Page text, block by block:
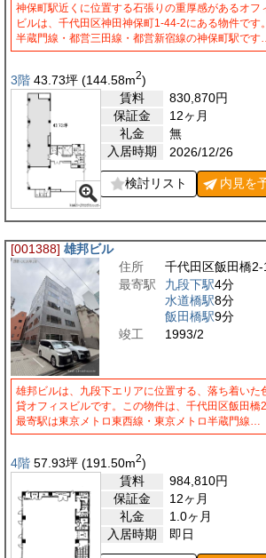
神保町駅近くに位置する石張りの重厚感があるオフ
ビルは、千代田区神田神保町1-44-2にある物件です
半蔵門線・都営三田線・都営新宿線の神保町駅で
3階 43.73坪 (144.58m2)
賃料
830,870円
保証金
12ヶ月
礼金
無
入居時期
2026/12/26
検討リスト 内見を
[001388] 雄邦ビル
住所
千代田区飯田橋2-
最寄駅
九段下駅4分
水道橋駅8分
飯田橋駅9分
竣工
1993/2
雄邦ビルは、九段下エリアに位置する、落ち着いた
貸オフィスビルです。この物件は、千代田区飯田橋
最寄駅は東京メトロ東西線・東京メトロ半蔵門線…
4階 57.93坪 (191.50m2)
賃料
984,810円
保証金
12ヶ月
礼金
1.0ヶ月
入居時期
即日